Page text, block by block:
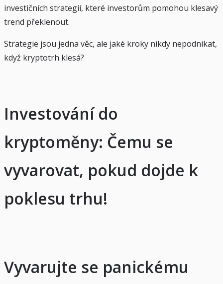
investičních strategií, které investorům pomohou klesavý
trend překlenout.
Strategie jsou jedna věc, ale jaké kroky nikdy nepodnikat,
když kryptotrh klesá?
Investování do
kryptoměny: Čemu se
vyvarovat, pokud dojde k
poklesu trhu!
Vyvarujte se panickému